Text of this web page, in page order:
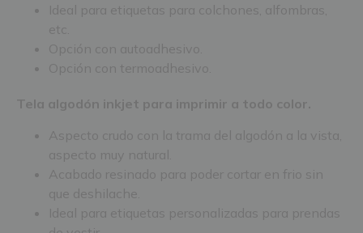
Ideal para etiquetas para colchones, alfombras,
etc.
Opción con autoadhesivo.
Opción con termoadhesivo.
Tela algodón inkjet para imprimir a todo color.
Aspecto crudo con la trama del algodón a la vista,
aspecto muy natural.
Acabado resinado para poder cortar en frio sin
que deshilache.
Ideal para etiquetas personalizadas para prendas